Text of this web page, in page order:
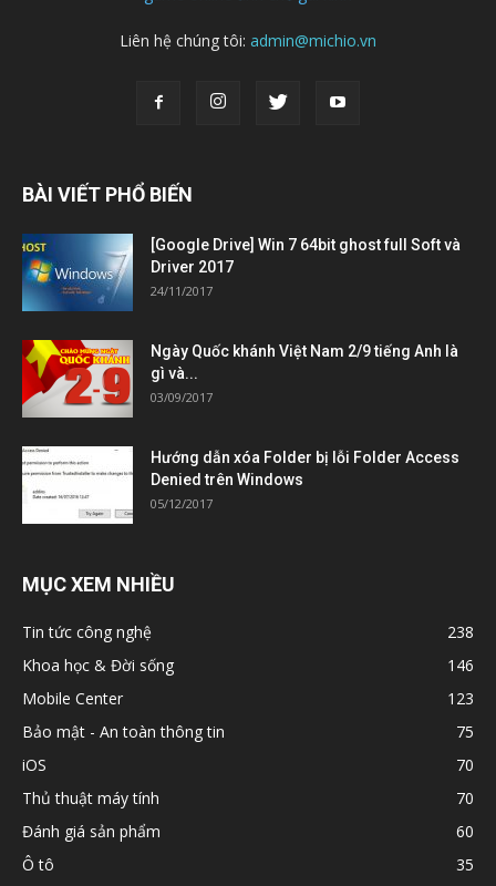
Liên hệ chúng tôi: admin@michio.vn
BÀI VIẾT PHỔ BIẾN
[Google Drive] Win 7 64bit ghost full Soft và
Driver 2017
24/11/2017
Ngày Quốc khánh Việt Nam 2/9 tiếng Anh là
gì và...
03/09/2017
Hướng dẫn xóa Folder bị lỗi Folder Access
Denied trên Windows
05/12/2017
MỤC XEM NHIỀU
Tin tức công nghệ
238
Khoa học & Đời sống
146
Mobile Center
123
Bảo mật - An toàn thông tin
75
iOS
70
Thủ thuật máy tính
70
Đánh giá sản phẩm
60
Ô tô
35